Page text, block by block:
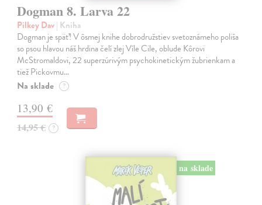
Dogman 8. Larva 22
Pilkey Dav| Kniha
Dogman je späť! V ôsmej knihe dobrodružstiev svetoznámeho poliša
so psou hlavou náš hrdina čelí zlej Víle Cile, oblude Kôrovi
McStromaldovi, 22 superzúrivým psychokinetickým žubrienkam a
tiež Pickovmu…
Na sklade ?
13,90 €
14,95 € ?
na sklade